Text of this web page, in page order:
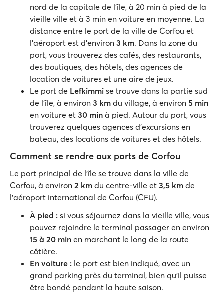
nord de la capitale de l'île, à 20 min à pied de la
vieille ville et à 3 min en voiture en moyenne. La
distance entre le port de la ville de Corfou et
l'aéroport est d'environ 3 km. Dans la zone du
port, vous trouverez des cafés, des restaurants,
des boutiques, des hôtels, des agences de
location de voitures et une aire de jeux.
Le port de Lefkimmi se trouve dans la partie sud
de l'île, à environ 3 km du village, à environ 5 min
en voiture et 30 min à pied. Autour du port, vous
trouverez quelques agences d'excursions en
bateau, des locations de voitures et des hôtels.
Comment se rendre aux ports de Corfou
Le port principal de l'île se trouve dans la ville de
Corfou, à environ 2 km du centre-ville et 3,5 km de
l'aéroport international de Corfou (CFU).
À pied : si vous séjournez dans la vieille ville, vous
pouvez rejoindre le terminal passager en environ
15 à 20 min en marchant le long de la route
côtière.
En voiture : le port est bien indiqué, avec un
grand parking près du terminal, bien qu'il puisse
être bondé pendant la haute saison.